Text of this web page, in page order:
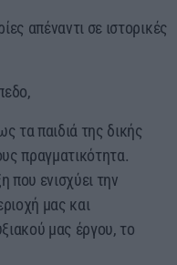
απέναντι σε ιστορικές
τα παιδιά της δικής
πραγματικότητα.
που ενισχύει την
μας και
μας έργου, το